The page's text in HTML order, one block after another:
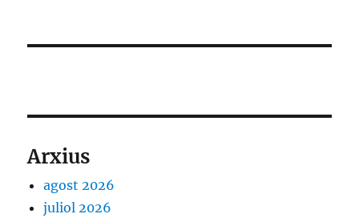
Arxius
agost 2026
juliol 2026